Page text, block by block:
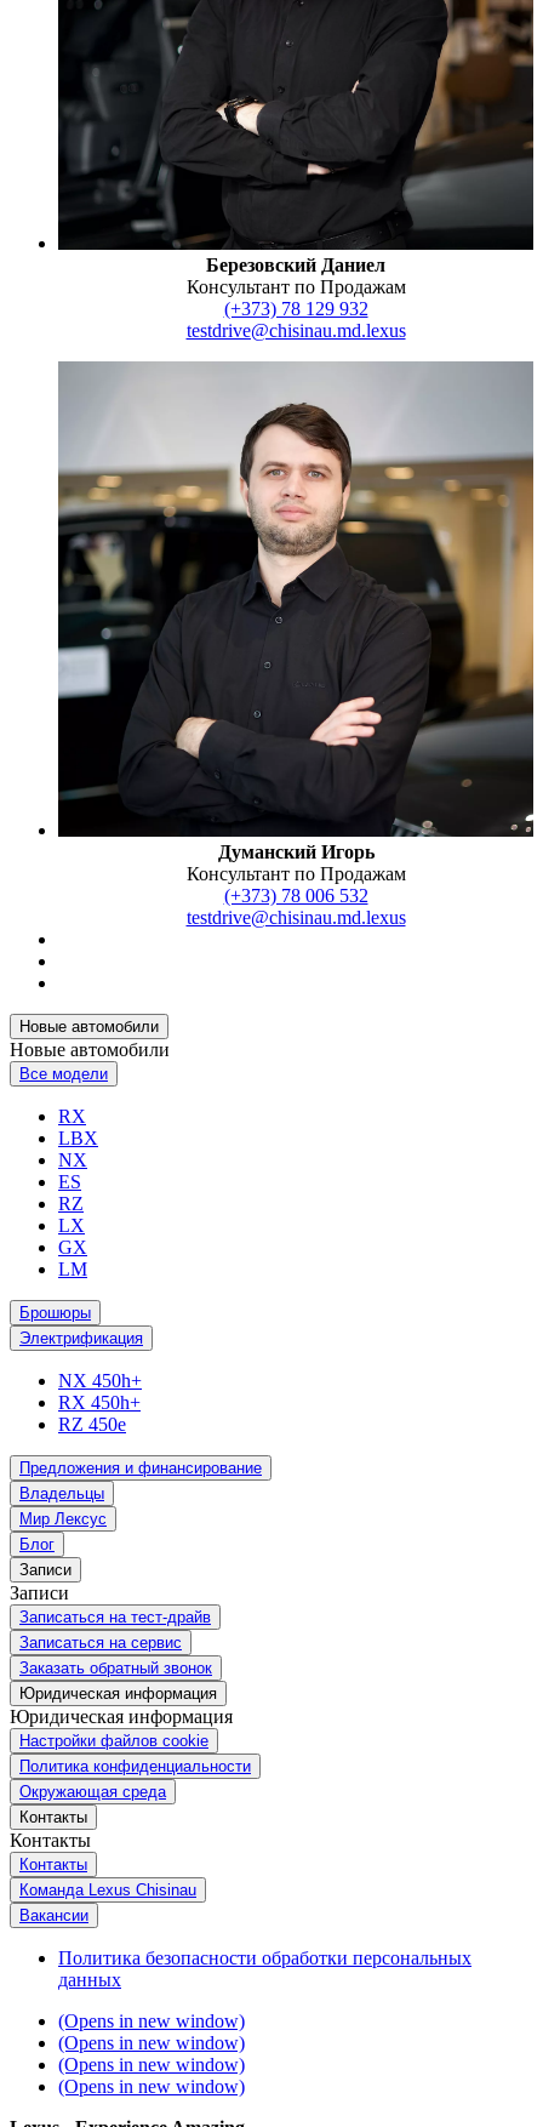
Березовский Даниел
Консультант по Продажам
(+373) 78 129 932
testdrive@chisinau.md.lexus
Думанский Игорь
Консультант по Продажам
(+373) 78 006 532
testdrive@chisinau.md.lexus
Новые автомобили
Новые автомобили
Все модели
RX
LBX
NX
ES
RZ
LX
GX
LM
Брошюры
Электрификация
NX 450h+
RX 450h+
RZ 450e
Предложения и финансирование
Владельцы
Мир Лексус
Блог
Записи
Записи
Записаться на тест-драйв
Записаться на сервис
Заказать обратный звонок
Юридическая информация
Юридическая информация
Настройки файлов cookie
Политика конфиденциальности
Окружающая среда
Контакты
Контакты
Контакты
Команда Lexus Chisinau
Вакансии
Политика безопасности обработки персональных
данных
(Opens in new window)
(Opens in new window)
(Opens in new window)
(Opens in new window)